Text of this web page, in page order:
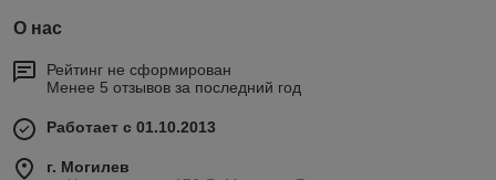
О нас
Рейтинг не сформирован
Менее 5 отзывов за последний год
Работает с 01.10.2013
г. Могилев